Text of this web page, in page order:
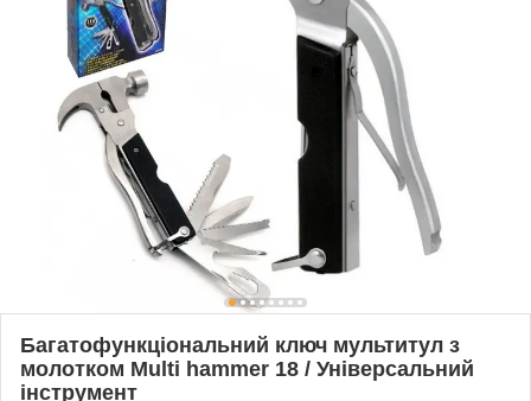
Багатофункціональний ключ мультитул з
молотком Multi hammer 18 / Універсальний
інструмент